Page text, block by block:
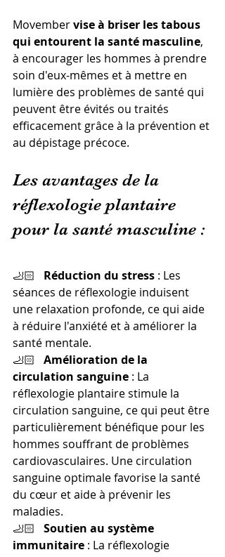
Movember vise à briser les tabous
qui entourent la santé masculine,
à encourager les hommes à prendre
soin d'eux-mêmes et à mettre en
lumière des problèmes de santé qui
peuvent être évités ou traités
efficacement grâce à la prévention et
au dépistage précoce.
Les avantages de la
réflexologie plantaire
pour la santé masculine :
🦶🏻 Réduction du stress : Les
séances de réflexologie induisent
une relaxation profonde, ce qui aide
à réduire l'anxiété et à améliorer la
santé mentale.
🦶🏻 Amélioration de la
circulation sanguine : La
réflexologie plantaire stimule la
circulation sanguine, ce qui peut être
particulièrement bénéfique pour les
hommes souffrant de problèmes
cardiovasculaires. Une circulation
sanguine optimale favorise la santé
du cœur et aide à prévenir les
maladies.
🦶🏻 Soutien au système
immunitaire : La réflexologie